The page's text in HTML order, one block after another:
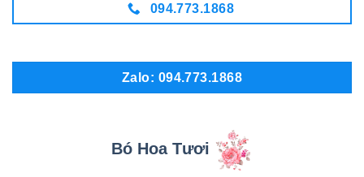
094.773.1868
Zalo: 094.773.1868
Bó Hoa Tươi